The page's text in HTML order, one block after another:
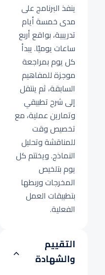
ينفذ البرنامج على
مدى خمسة أيام
تدريبية، بواقع أربع
ساعات يوميًا. يبدأ
كل يوم بمراجعة
موجزة للمفاهيم
السابقة، ثم ينتقل
إلى شرح تطبيقي
وتمارين عملية، مع
تخصيص وقت
للمناقشة وتحليل
النماذج. ويختتم كل
يوم بتلخيص
المخرجات وربطها
بتطبيقات العمل
الفعلية.
التقييم
والشهادة